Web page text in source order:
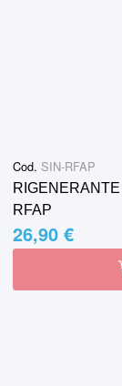
Cod. SIN-RFAP
RFAP
26,90 €